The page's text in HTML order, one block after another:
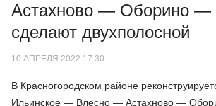
Астахново — Оборино —
сделают двухполосной
10 АПРЕЛЯ 2022 17:30
В Красногородском районе
Ильинское — Влесно — Астахново —